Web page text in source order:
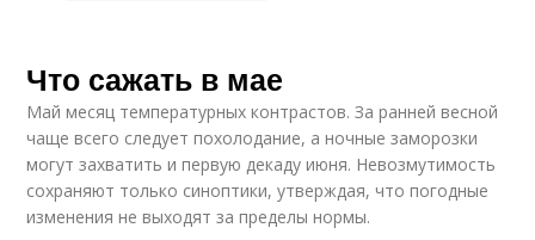
Что сажать в мае
Май месяц температурных контрастов. За ранней весной
чаще всего следует похолодание, а ночные заморозки
могут захватить и первую декаду июня. Невозмутимость
сохраняют только синоптики, утверждая, что погодные
изменения не выходят за пределы нормы.